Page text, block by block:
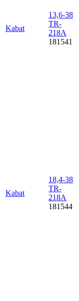
Kabat
13,6-38
TR-
218A
181541
Kabat
18,4-38
TR-
218A
181544